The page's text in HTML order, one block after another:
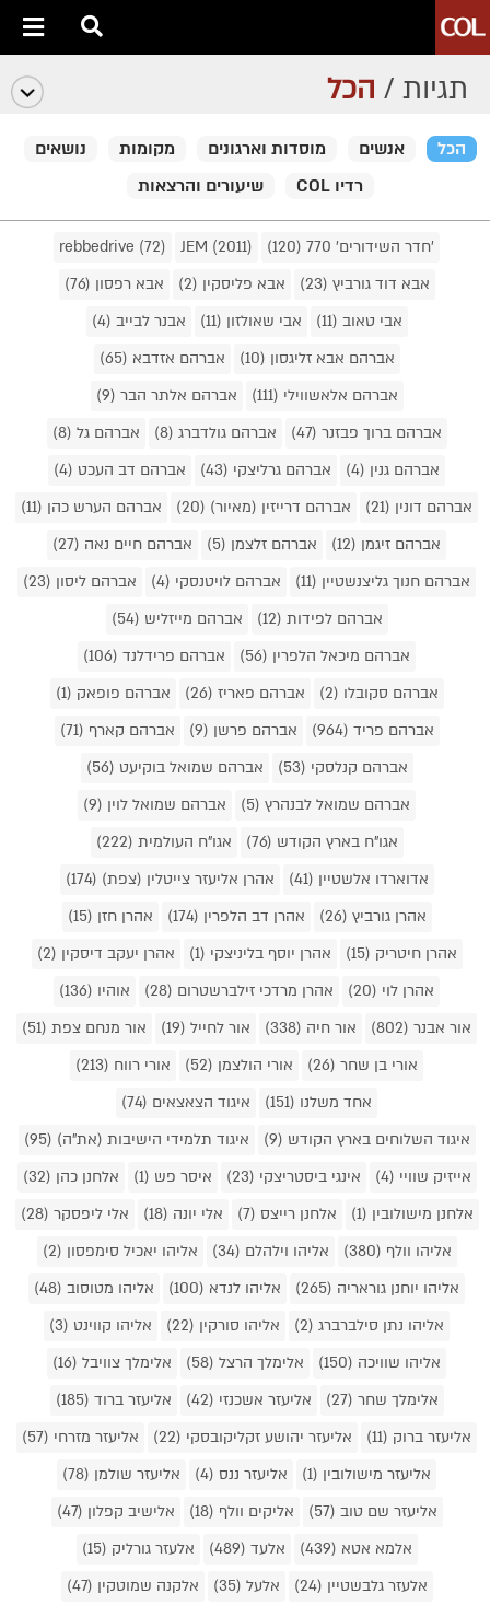
תגיות / הכל
הכל אנשים מוסדות וארגונים מקומות
נושאים
רדיו COL
שיעורים והרצאות
'חדר השידורים' 770 (120) JEM (2011)
rebbedrive (72)
אבא דוד גורביץ (23)
אבא פליסקין (2)
אבא רפסון (76)
אבי טאוב (11)
אבי שאולזון (11)
אבנר לבייב (4)
אברהם אבא זליגסון (10)
אברהם אזדבא (65)
אברהם אלאשווילי (111)
אברהם אלתר הבר (9)
אברהם ברוך פבזנר (47)
אברהם גולדברג (8)
אברהם גל (8)
אברהם גנין (4)
אברהם גרליצקי (43)
אברהם דב העכט (4)
אברהם דונין (21)
אברהם דרייזין (מאיור) (20)
אברהם הערש כהן (11)
אברהם זיגמן (12)
אברהם זלצמן (5)
אברהם חיים נאה (27)
אברהם חנוך גליצנשטיין (11)
אברהם לויטנסקי (4)
אברהם ליסון (23)
אברהם לפידות (12)
אברהם מייזליש (54)
אברהם מיכאל הלפרין (56)
אברהם פרידלנד (106)
אברהם סקובלו (2)
אברהם פאריז (26)
אברהם פופאק (1)
אברהם פריד (964)
אברהם פרשן (9)
אברהם קארף (71)
אברהם קנלסקי (53)
אברהם שמואל בוקיעט (56)
אברהם שמואל לבנהרץ (5)
אברהם שמואל לוין (9)
אגו"ח בארץ הקודש (76)
אגו"ח העולמית (222)
אדוארדו אלשטיין (41)
אהרן אליעזר צייטלין (צפת) (174)
אהרן גורביץ (26)
אהרן דב הלפרין (174)
אהרן חזן (15)
אהרן חיטריק (15)
אהרן יוסף בליניצקי (1)
אהרן יעקב דיסקין (2)
אהרן לוי (20)
אהרן מרדכי זילברשטרום (28)
אוהיו (136)
אור אבנר (802)
אור חיה (338) אור לחייל (19)
אור מנחם צפת (51)
אורי בן שחר (26)
אורי הולצמן (52)
אורי רווח (213)
אחד משלנו (151)
איגוד הצאצאים (74)
איגוד השלוחים בארץ הקודש (9)
איגוד תלמידי הישיבות (את"ה) (95)
אייזיק שוויי (4)
אינגי ביסטריצקי (23) איסר פש (1)
אלחנן כהן (32)
אלחנן מישולובין (1)
אלחנן רייצס (7) אלי יונה (18)
אלי ליפסקר (28)
אליהו וולף (380)
אליהו וילהלם (34)
אליהו יאכיל סימפסון (2)
אליהו יוחנן גוראריה (265)
אליהו לנדא (100)
אליהו מטוסוב (48)
אליהו נתן סילברברג (2)
אליהו סורקין (22)
אליהו קווינט (3)
אליהו שוויכה (150)
אלימלך הרצל (58)
אלימלך צוויבל (16)
אלימלך שחר (27)
אליעזר אשכנזי (42)
אליעזר ברוד (185)
אליעזר ברוק (11)
אליעזר יהושע זקליקובסקי (22)
אליעזר מזרחי (57)
אליעזר מישולובין (1)
אליעזר ננס (4)
אליעזר שולמן (78)
אליעזר שם טוב (57)
אליקים וולף (18)
אלישיב קפלון (47)
אלמא אטא (439)
אלעד (489)
אלעזר גורליק (15)
אלעזר גלבשטיין (24)
אלעל (35)
אלקנה שמוטקין (47)